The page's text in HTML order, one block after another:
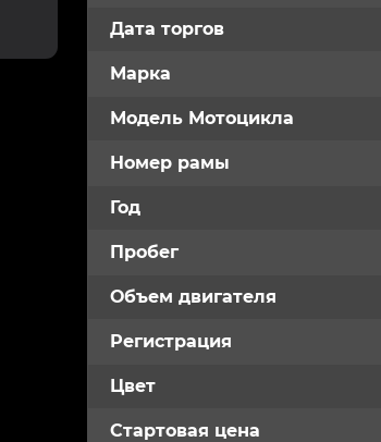
Дата торгов
Марка
Модель Мотоцикла
Номер рамы
Год
Пробег
Объем двигателя
Регистрация
Цвет
Стартовая цена